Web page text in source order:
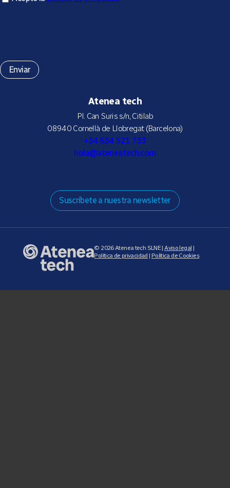
Atenea tech
Pl. Can Suris s/n, Citilab
08940 Cornellà de Llobregat (Barcelona)
+34 634 521 733
hola@ateneatech.com
Suscríbete a nuestra newsletter
© 2026 Atenea tech SLNE |Aviso legal |
Política de privacidad | Política de Cookies